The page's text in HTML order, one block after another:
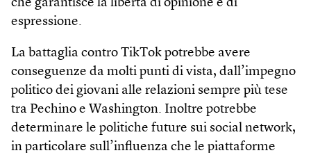
che garantisce la libertà di opinione e di
espressione.
La battaglia contro TikTok potrebbe avere
conseguenze da molti punti di vista, dall’impegno
politico dei giovani alle relazioni sempre più tese
tra Pechino e Washington. Inoltre potrebbe
determinare le politiche future sui social network,
in particolare sull’influenza che le piattaforme